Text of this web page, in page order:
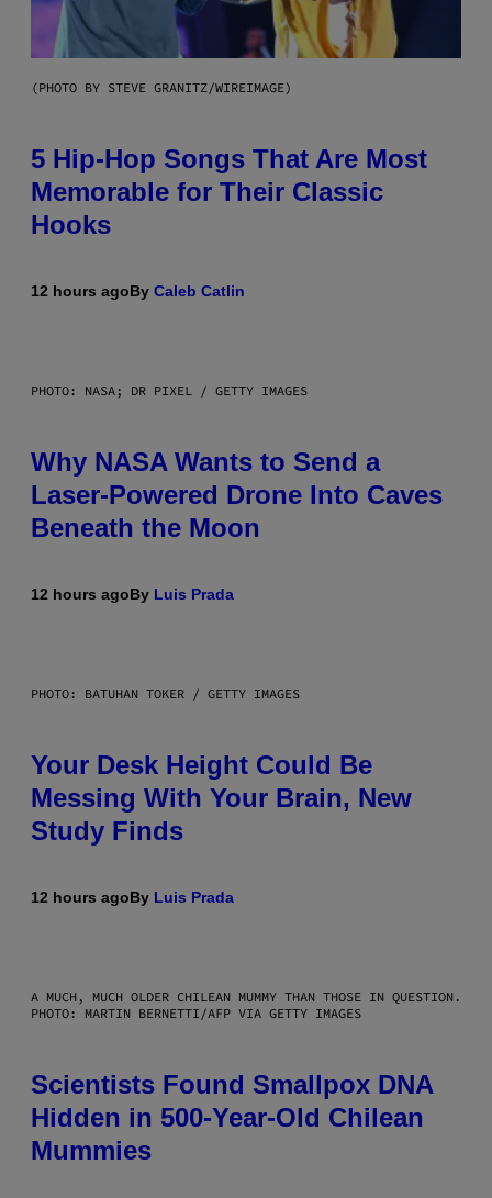
(PHOTO BY STEVE GRANITZ/WIREIMAGE)
5 Hip-Hop Songs That Are Most
Memorable for Their Classic
Hooks
12 hours agoBy Caleb Catlin
PHOTO: NASA; DR PIXEL / GETTY IMAGES
Why NASA Wants to Send a
Laser-Powered Drone Into Caves
Beneath the Moon
12 hours agoBy Luis Prada
PHOTO: BATUHAN TOKER / GETTY IMAGES
Your Desk Height Could Be
Messing With Your Brain, New
Study Finds
12 hours agoBy Luis Prada
A MUCH, MUCH OLDER CHILEAN MUMMY THAN THOSE IN QUESTION.
PHOTO: MARTIN BERNETTI/AFP VIA GETTY IMAGES
Scientists Found Smallpox DNA
Hidden in 500-Year-Old Chilean
Mummies